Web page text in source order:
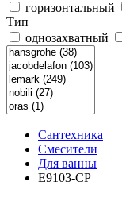
горизонтальный
Тип
однозахватный
Сантехника
Смесители
Для ванны
E9103-CP